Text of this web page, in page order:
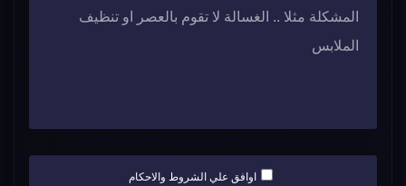
اوافق علي الشروط والاحكام